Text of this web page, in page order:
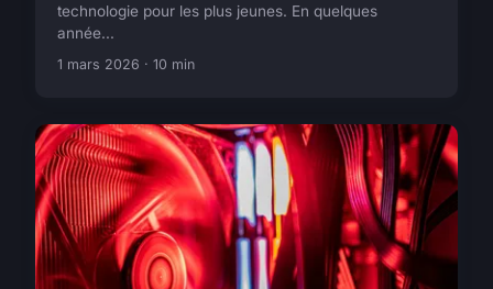
technologie pour les plus jeunes. En quelques
année...
1 mars 2026 · 10 min